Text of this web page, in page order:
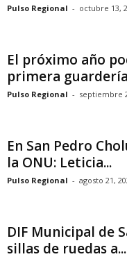
Pulso Regional - octubre 13,
El próximo año
primera
Pulso Regional - septiembre
En San Pedro
la ONU: Leticia...
Pulso Regional - agosto 21,
DIF Municipal de
sillas de ruedas a...